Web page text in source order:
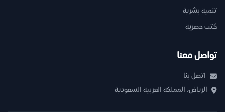
تنمية بشرية
كتب حصرية
تواصل معنا
اتصل بنا
الرياض، المملكة العربية السعودية